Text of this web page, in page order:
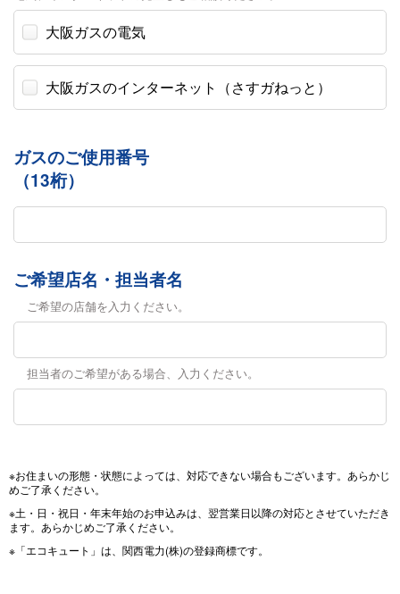
大阪ガスの電気
大阪ガスのインターネット（さすガねっと）
ガスのご使用番号
（13桁）
ご希望店名・担当者名
ご希望の店舗を入力ください。
担当者のご希望がある場合、入力ください。
※お住まいの形態・状態によっては、対応できない場合もございます。あらかじ
めご了承ください。
※土・日・祝日・年末年始のお申込みは、翌営業日以降の対応とさせていただき
ます。あらかじめご了承ください。
※「エコキュート」は、関西電力(株)の登録商標です。